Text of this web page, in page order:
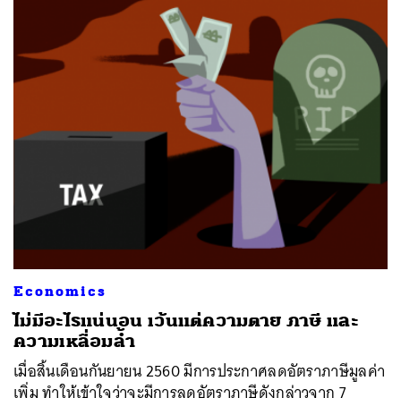
Economics
ไม่มีอะไรแน่นอน เว้นแต่ความตาย ภาษี และ
ความเหลื่อมล้ำ
เมื่อสิ้นเดือนกันยายน 2560 มีการประกาศลดอัตราภาษีมูลค่า
เพิ่ม ทำให้เข้าใจว่าจะมีการลดอัตราภาษีดังกล่าวจาก 7